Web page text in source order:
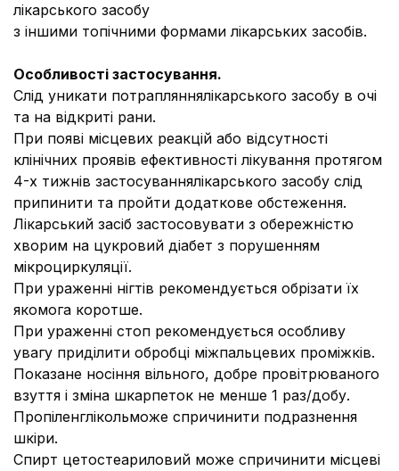
лікарського засобу
з іншими топічними формами лікарських засобів.
Особливості застосування.
Слід уникати потрапляннялікарського засобу в очі
та на відкриті рани.
При появі місцевих реакцій або відсутності
клінічних проявів ефективності лікування протягом
4-х тижнів застосуваннялікарського засобу слід
припинити та пройти додаткове обстеження.
Лікарський засіб застосовувати з обережністю
хворим на цукровий діабет з порушенням
мікроциркуляції.
При ураженні нігтів рекомендується обрізати їх
якомога коротше.
При ураженні стоп рекомендується особливу
увагу приділити обробці міжпальцевих проміжків.
Показане носіння вільного, добре провітрюваного
взуття і зміна шкарпеток не менше 1 раз/добу.
Пропіленглікольможе спричинити подразнення
шкіри.
Спирт цетостеариловий може спричинити місцеві